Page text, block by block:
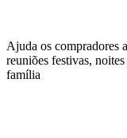
Ajuda os compradores
reuniões festivas,
família